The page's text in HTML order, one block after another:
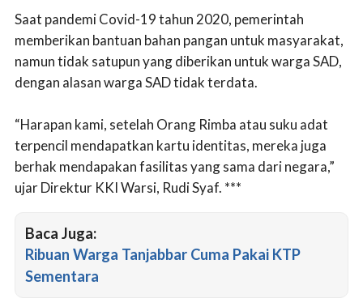
Saat pandemi Covid-19 tahun 2020, pemerintah
memberikan bantuan bahan pangan untuk masyarakat,
namun tidak satupun yang diberikan untuk warga SAD,
dengan alasan warga SAD tidak terdata.
“Harapan kami, setelah Orang Rimba atau suku adat
terpencil mendapatkan kartu identitas, mereka juga
berhak mendapakan fasilitas yang sama dari negara,”
ujar Direktur KKI Warsi, Rudi Syaf. ***
Baca Juga:
Ribuan Warga Tanjabbar Cuma Pakai KTP
Sementara